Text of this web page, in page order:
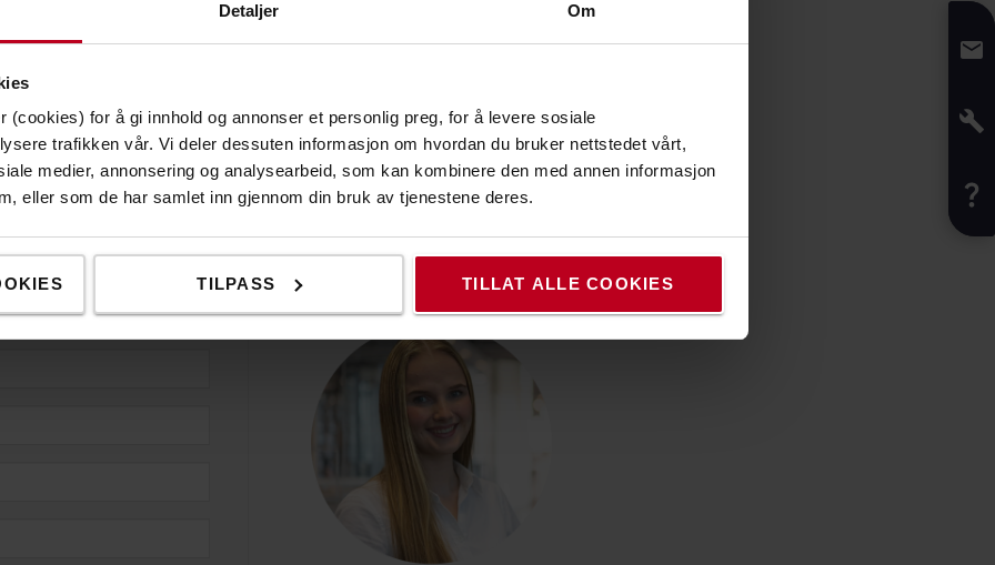
Detaljer Om
(cookies) for å gi innhold og annonser et personlig preg, for å levere sosiale
trafikken vår. Vi deler dessuten informasjon om hvordan du bruker nettstedet vårt,
medier, annonsering og analysearbeid, som kan kombinere den med annen informasjon
eller som de har samlet inn gjennom din bruk av tjenestene deres.
TILPASS TILLAT ALLE COOKIES
i trekningen
FLERE SPØRSMÅL?
Ta kontakt: